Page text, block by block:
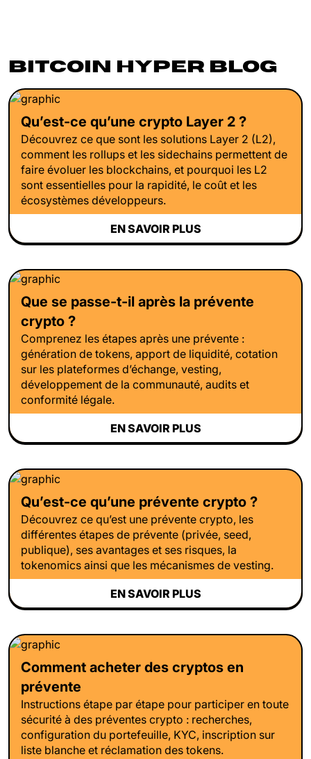
BITCOIN HYPER BLOG
Qu’est-ce qu’une crypto Layer 2 ?
Découvrez ce que sont les solutions Layer 2 (L2),
comment les rollups et les sidechains permettent de
faire évoluer les blockchains, et pourquoi les L2
sont essentielles pour la rapidité, le coût et les
écosystèmes développeurs.
EN SAVOIR PLUS
Que se passe-t-il après la prévente
crypto ?
Comprenez les étapes après une prévente :
génération de tokens, apport de liquidité, cotation
sur les plateformes d’échange, vesting,
développement de la communauté, audits et
conformité légale.
EN SAVOIR PLUS
Qu’est-ce qu’une prévente crypto ?
Découvrez ce qu’est une prévente crypto, les
différentes étapes de prévente (privée, seed,
publique), ses avantages et ses risques, la
tokenomics ainsi que les mécanismes de vesting.
EN SAVOIR PLUS
Comment acheter des cryptos en
prévente
Instructions étape par étape pour participer en toute
sécurité à des préventes crypto : recherches,
configuration du portefeuille, KYC, inscription sur
liste blanche et réclamation des tokens.